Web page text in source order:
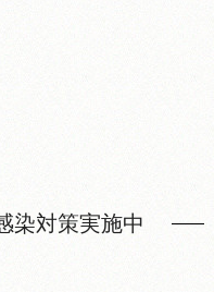
染対策実施中